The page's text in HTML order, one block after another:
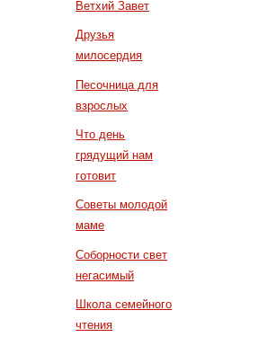
Ветхий Завет
Друзья
милосердия
Песочница для
взрослых
Что день
грядущий нам
готовит
Советы молодой
маме
Соборности свет
негасимый
Школа семейного
чтения